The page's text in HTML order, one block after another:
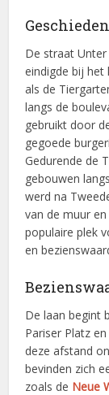
De straat
eindigde bij het
als de
langs de
gebruikt door
gegoede
Gedurende de
gebouwen
werd na
van de muur
populaire plek
en
De laan begint
Pariser Platz
deze afstand
bevinden zich
zoals de Neue